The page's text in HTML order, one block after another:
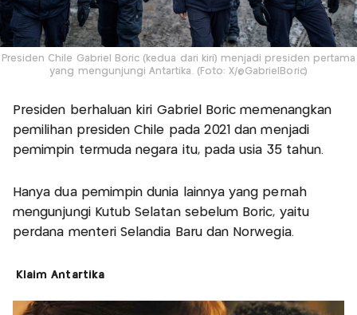
Presiden Chile Gabriel Boric (kedua dari kiri) menjadi presiden pertama
yang mengunjungi Antartika. (Foto: X/@GabrielBoric)
Presiden berhaluan kiri Gabriel Boric memenangkan
pemilihan presiden Chile pada 2021 dan menjadi
pemimpin termuda negara itu, pada usia 35 tahun.
Hanya dua pemimpin dunia lainnya yang pernah
mengunjungi Kutub Selatan sebelum Boric, yaitu
perdana menteri Selandia Baru dan Norwegia.
Klaim Antartika